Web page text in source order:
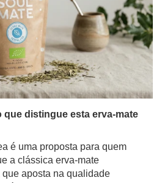
que distingue esta erva-mate
é uma proposta para quem
a clássica erva-mate
aposta na qualidade